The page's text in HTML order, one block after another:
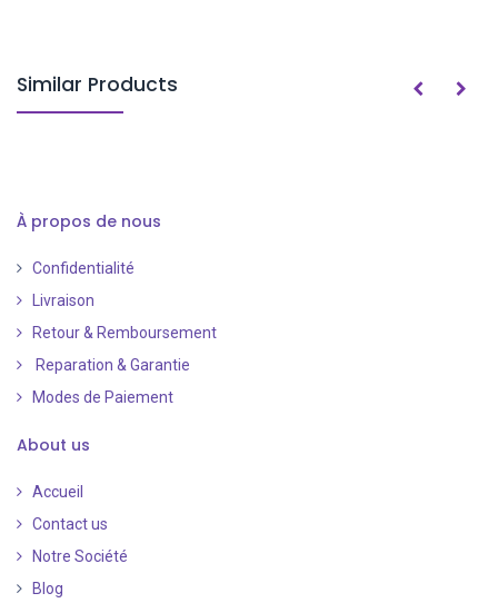
Similar Products
À propos de nous
Confidentialité
Livraison
Retour & Remboursement
Reparation & Garantie
Modes de Paiement
About us
Accueil
Contact us
Notre Société
Blog